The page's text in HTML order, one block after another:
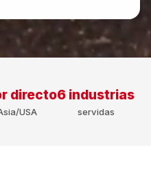
directo
USA
6 industrias
servidas